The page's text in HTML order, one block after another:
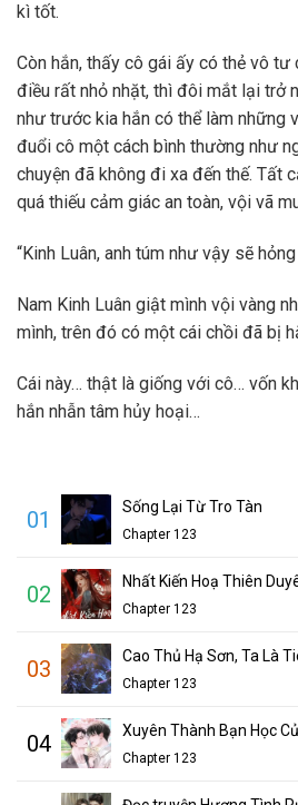
kì tốt.
Còn hắn, thấy cô gái ấy có thẻ vô
điều rất nhỏ nhặt, thì đôi mắt lại trở
như trước kia hắn có thể làm những
đuổi cô một cách bình thường như
chuyện đã không đi xa đến thế. Tất
quá thiếu cảm giác an toàn, vội vã
“Kinh Luân, anh túm như vậy sẽ
Nam Kinh Luân giật mình vội vàng
mình, trên đó có một cái chồi đã bị
Cái này… thật là giống với cô… vốn
hắn nhẫn tâm hủy hoại…
01 Sống Lại Từ Tro Tàn
Chapter 123
02 Nhất Kiến Hoạ Thiên
Chapter 123
03 Cao Thủ Hạ Sơn, Ta Là
Chapter 123
04 Xuyên Thành Bạn Học
Chapter 123